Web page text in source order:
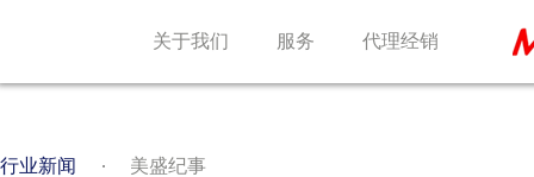
关于我们 服务 代理经销
行业新闻 美盛纪事